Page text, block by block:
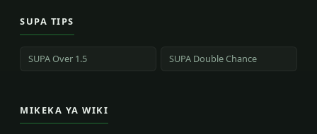
SUPA TIPS
SUPA Over 1.5 SUPA Double Chance
MIKEKA YA WIKI